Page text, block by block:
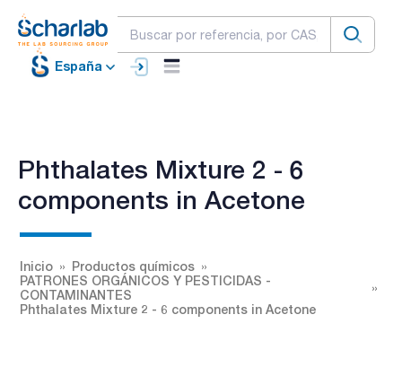
España
Phthalates Mixture 2 - 6
components in Acetone
Inicio
Productos químicos
PATRONES ORGÁNICOS Y PESTICIDAS -
CONTAMINANTES
Phthalates Mixture 2 - 6 components in Acetone